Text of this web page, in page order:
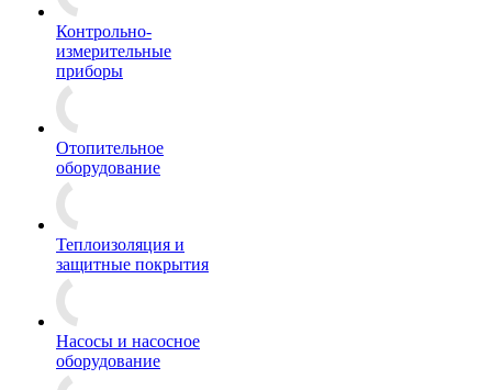
Контрольно-
измерительные
приборы
Отопительное
оборудование
Теплоизоляция и
защитные покрытия
Насосы и насосное
оборудование